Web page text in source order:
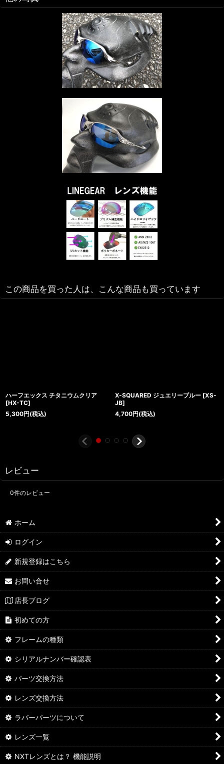
この商品を買った人は、こんな商品も買っています
ハーフエックス チタニウムクリア
[HX-TC]
5,300円(税込)
X-SQUARED ジュエリーブルー [XS-
JB]
4,700円(税込)
レビュー
0件のレビュー
ホーム
ログイン
新規登録はこちら
お問い合せ
店長ブログ
初めての方
フレームの種類
シリアルナンバー確認表
パーツ交換方法
レンズ交換方法
ラバーパーツについて
レンズ一覧
NXTレンズとは？ 機能説明